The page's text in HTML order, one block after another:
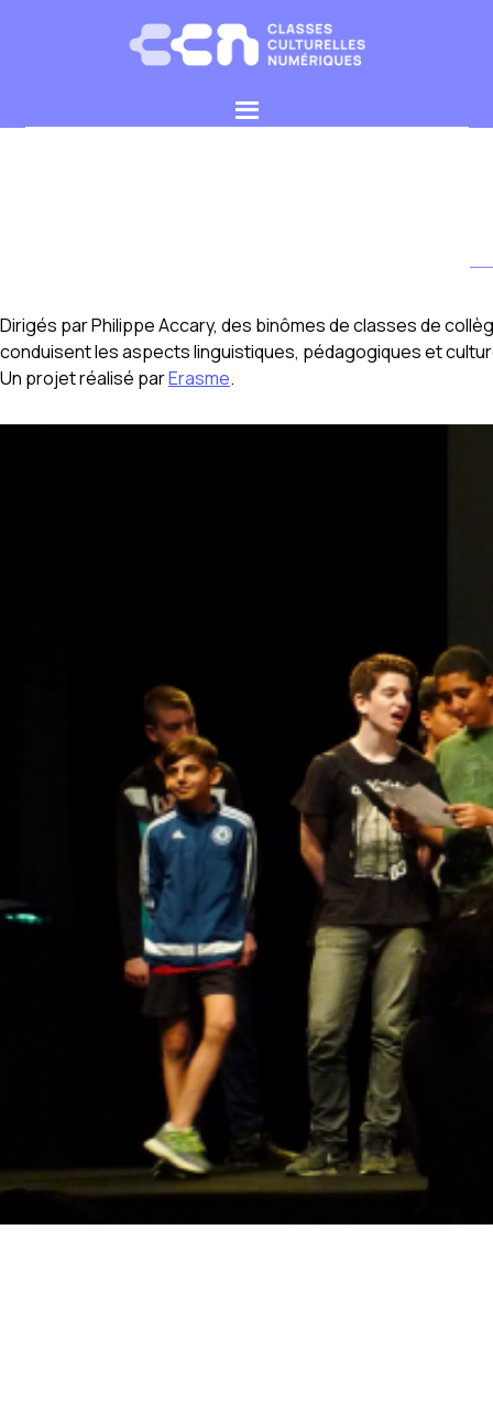
Dirigés par Philippe Accary, des binômes de classes de
conduisent les aspects linguistiques, pédagogiques et
Un projet réalisé parErasme.